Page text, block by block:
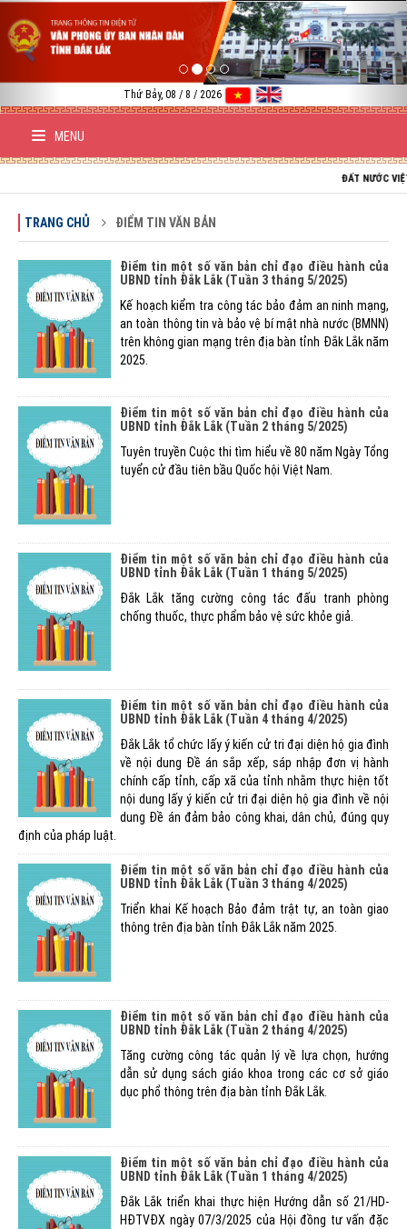
Thứ Bảy, 08 / 8 / 2026
MENU
ĐẤT NƯỚC VIỆT
TRANG CHỦ ĐIỂM TIN VĂN BẢN
Điểm tin một số văn bản chỉ đạo điều hành của
UBND tỉnh Đắk Lắk (Tuần 3 tháng 5/2025)
Kế hoạch kiểm tra công tác bảo đảm an ninh mạng,
an toàn thông tin và bảo vệ bí mật nhà nước (BMNN)
trên không gian mạng trên địa bàn tỉnh Đắk Lắk năm
2025.
Điểm tin một số văn bản chỉ đạo điều hành của
UBND tỉnh Đắk Lắk (Tuần 2 tháng 5/2025)
Tuyên truyền Cuộc thi tìm hiểu về 80 năm Ngày Tổng
tuyển cử đầu tiên bầu Quốc hội Việt Nam.
Điểm tin một số văn bản chỉ đạo điều hành của
UBND tỉnh Đắk Lắk (Tuần 1 tháng 5/2025)
Đắk Lắk tăng cường công tác đấu tranh phòng
chống thuốc, thực phẩm bảo vệ sức khỏe giả.
Điểm tin một số văn bản chỉ đạo điều hành của
UBND tỉnh Đắk Lắk (Tuần 4 tháng 4/2025)
Đắk Lắk tổ chức lấy ý kiến cử tri đại diện hộ gia đình
về nội dung Đề án sắp xếp, sáp nhập đơn vị hành
chính cấp tỉnh, cấp xã của tỉnh nhằm thực hiện tốt
nội dung lấy ý kiến cử tri đại diện hộ gia đình về nội
dung Đề án đảm bảo công khai, dân chủ, đúng quy
định của pháp luật.
Điểm tin một số văn bản chỉ đạo điều hành của
UBND tỉnh Đắk Lắk (Tuần 3 tháng 4/2025)
Triển khai Kế hoạch Bảo đảm trật tự, an toàn giao
thông trên địa bàn tỉnh Đắk Lắk năm 2025.
Điểm tin một số văn bản chỉ đạo điều hành của
UBND tỉnh Đắk Lắk (Tuần 2 tháng 4/2025)
Tăng cường công tác quản lý về lựa chọn, hướng
dẫn sử dụng sách giáo khoa trong các cơ sở giáo
dục phổ thông trên địa bàn tỉnh Đắk Lắk.
Điểm tin một số văn bản chỉ đạo điều hành của
UBND tỉnh Đắk Lắk (Tuần 1 tháng 4/2025)
Đắk Lắk triển khai thực hiện Hướng dẫn số 21/HD-
HĐTVĐX ngày 07/3/2025 của Hội đồng tư vấn đặc